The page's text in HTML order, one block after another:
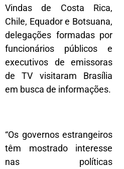
Vindas de Costa Rica,
Chile, Equador e Botsuana,
delegações formadas por
funcionários públicos e
executivos de emissoras
de TV visitaram Brasília
em busca de informações.
“Os governos estrangeiros
têm mostrado interesse
nas políticas